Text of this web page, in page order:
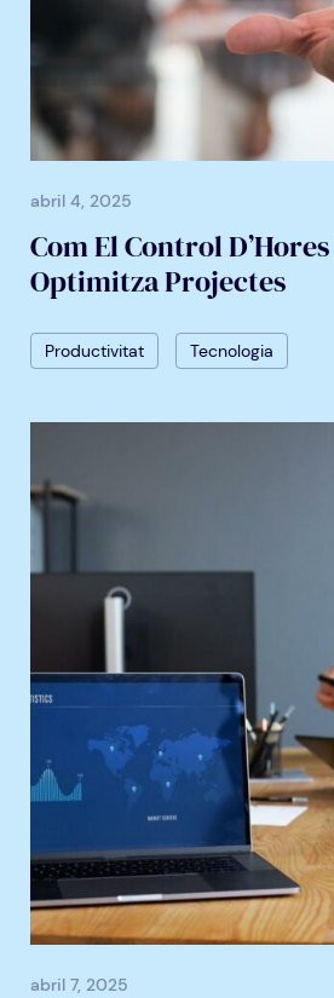
abril 4, 2025
Com El Control
Optimitza Projectes
Productivitat Tecnologia
abril 7, 2025